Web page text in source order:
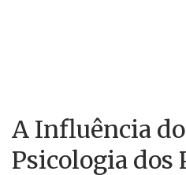
A Influência
Psicologia dos